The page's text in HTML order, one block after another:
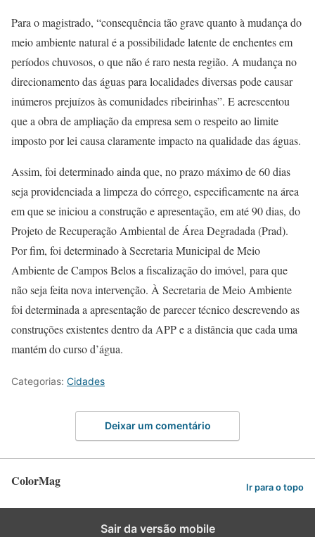
Para o magistrado, “consequência tão grave quanto à mudança do
meio ambiente natural é a possibilidade latente de enchentes em
períodos chuvosos, o que não é raro nesta região. A mudança no
direcionamento das águas para localidades diversas pode causar
inúmeros prejuízos às comunidades ribeirinhas”. E acrescentou
que a obra de ampliação da empresa sem o respeito ao limite
imposto por lei causa claramente impacto na qualidade das águas.
Assim, foi determinado ainda que, no prazo máximo de 60 dias
seja providenciada a limpeza do córrego, especificamente na área
em que se iniciou a construção e apresentação, em até 90 dias, do
Projeto de Recuperação Ambiental de Área Degradada (Prad).
Por fim, foi determinado à Secretaria Municipal de Meio
Ambiente de Campos Belos a fiscalização do imóvel, para que
não seja feita nova intervenção. À Secretaria de Meio Ambiente
foi determinada a apresentação de parecer técnico descrevendo as
construções existentes dentro da APP e a distância que cada uma
mantém do curso d’água.
Categorias: Cidades
Deixar um comentário
ColorMag Ir para o topo
Sair da versão mobile